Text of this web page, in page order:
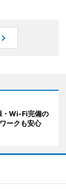
Wi-Fi完備の
ークも安心